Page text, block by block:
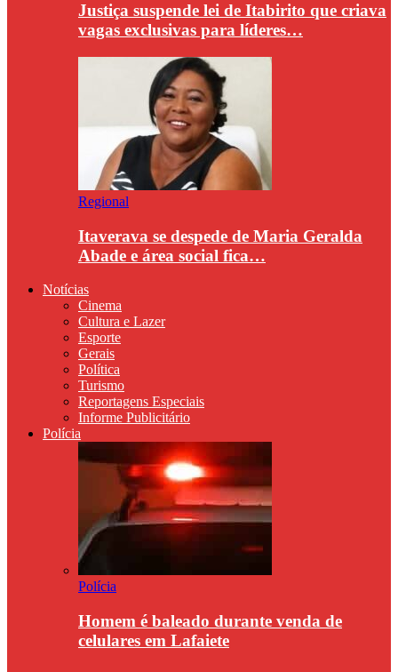
Justiça suspende lei de Itabirito que criava
vagas exclusivas para líderes…
Regional
Itaverava se despede de Maria Geralda
Abade e área social fica…
Notícias
Cinema
Cultura e Lazer
Esporte
Gerais
Política
Turismo
Reportagens Especiais
Informe Publicitário
Polícia
Polícia
Homem é baleado durante venda de
celulares em Lafaiete